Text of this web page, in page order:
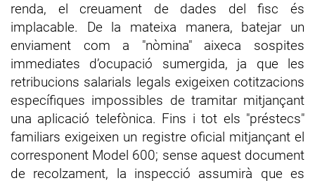
renda, el creuament de dades del fisc és
implacable. De la mateixa manera, batejar un
enviament com a "nòmina" aixeca sospites
immediates d’ocupació sumergida, ja que les
retribucions salarials legals exigeixen cotitzacions
específiques impossibles de tramitar mitjançant
una aplicació telefònica. Fins i tot els "préstecs"
familiars exigeixen un registre oficial mitjançant el
corresponent Model 600; sense aquest document
de recolzament, la inspecció assumirà que es